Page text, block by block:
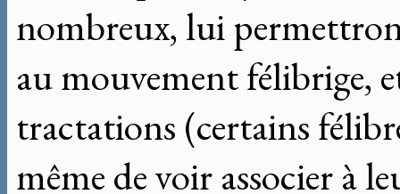
nombreux, lui
au mouvement félibrige,
tractations (certains
même de voir associer à